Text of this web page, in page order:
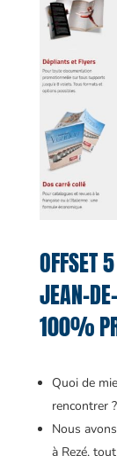
OFFSET
JEAN-
100%
Quoi de
rencontrer ?
Nous
à Rezé,